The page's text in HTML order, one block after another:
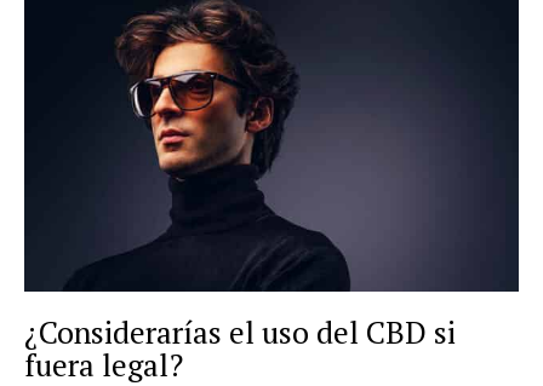
¿Considerarías el uso del CBD si
fuera legal?